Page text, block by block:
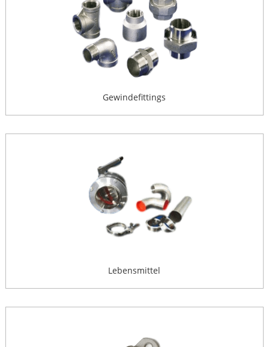
Gewindefittings
Lebensmittel